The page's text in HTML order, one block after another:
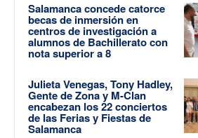
Salamanca concede catorce
becas de inmersión en
centros de investigación a
alumnos de Bachillerato con
nota superior a 8
Julieta Venegas, Tony Hadley,
Gente de Zona y M-Clan
encabezan los 22 conciertos
de las Ferias y Fiestas de
Salamanca